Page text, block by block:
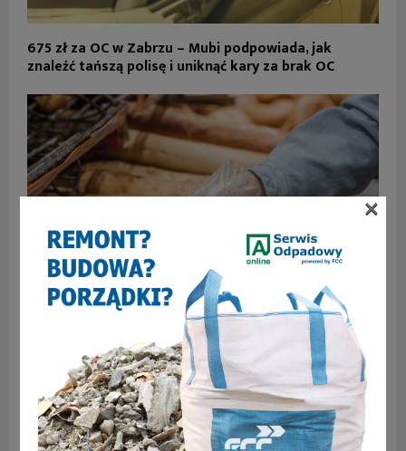
675 zł za OC w Zabrzu – Mubi podpowiada, jak
znaleźć tańszą polisę i uniknąć kary za brak OC
Strefy pieczywa, świeże ekspozycje i dodatnia marża
– jak systemy BakeOff® sprzedają „oczami”
×